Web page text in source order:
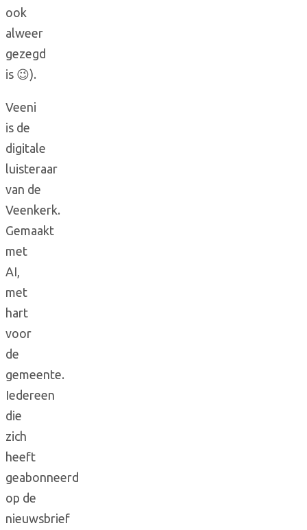
ook
alweer
gezegd
is 😉).
Veeni
is de
digitale
luisteraar
van de
Veenkerk.
Gemaakt
met
AI,
met
hart
voor
de
gemeente.
Iedereen
die
zich
heeft
geabonneerd
op de
nieuwsbrief